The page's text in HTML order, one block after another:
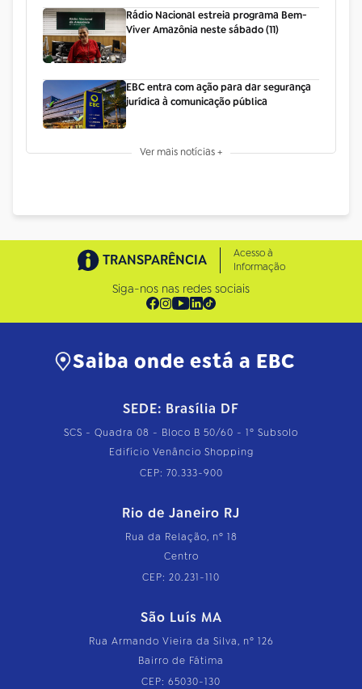
Rádio Nacional estreia programa Bem-
Viver Amazônia neste sábado (11)
EBC entra com ação para dar segurança
jurídica à comunicação pública
Ver mais notícias +
TRANSPARÊNCIA
Acesso à
Informação
Siga-nos nas redes sociais
Saiba onde está a EBC
SEDE: Brasília DF
SCS - Quadra 08 - Bloco B 50/60 - 1º Subsolo
Edifício Venâncio Shopping
CEP: 70.333-900
Rio de Janeiro RJ
Rua da Relação, nº 18
Centro
CEP: 20.231-110
São Luís MA
Rua Armando Vieira da Silva, nº 126
Bairro de Fátima
CEP: 65030-130